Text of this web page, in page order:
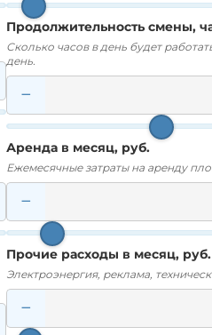
Продолжительность смены,
Сколько часов в день будет
день.
−
Аренда в месяц, руб.
Ежемесячные затраты на аренду
−
Прочие расходы в месяц, руб.
Электроэнергия, реклама,
−